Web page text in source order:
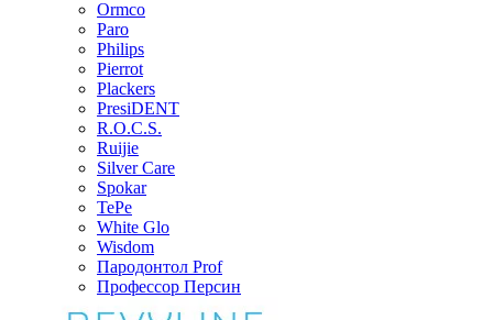
Ormco
Paro
Philips
Pierrot
Plackers
PresiDENT
R.O.C.S.
Ruijie
Silver Care
Spokar
TePe
White Glo
Wisdom
Пародонтол Prof
Профессор Персин